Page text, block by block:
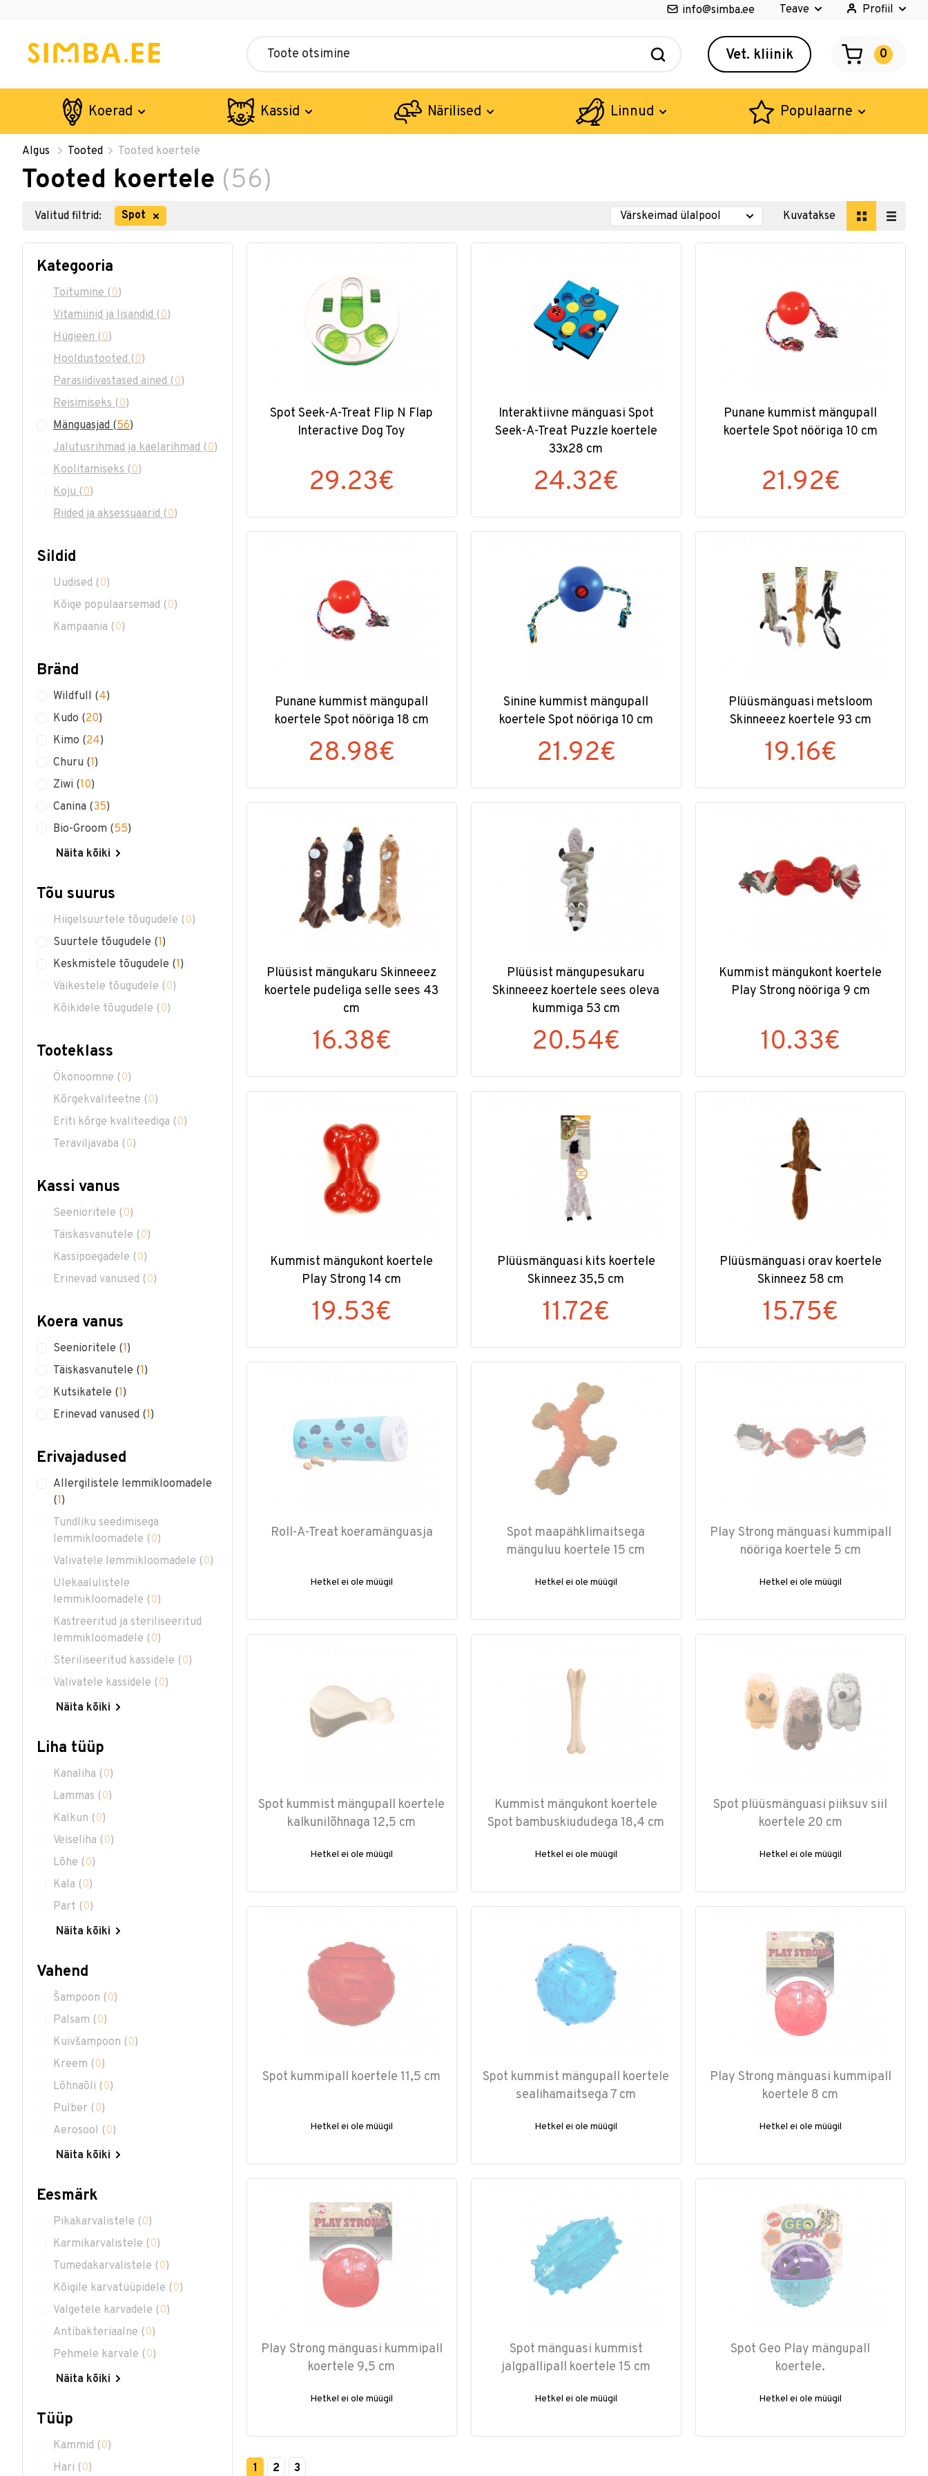
info@simba.ee Teave Profiil
Vet. kliinik 0
Koerad Kassid Närilised Linnud Populaarne
Algus Tooted Tooted koertele
Tooted koertele (56)
Valitud filtrid: Spot Kuvatakse
Kategooria
Toitumine(0)
Vitamiinid ja lisandid(0)
Hügieen(0)
Hooldustooted(0)
Parasiidivastased ained(0)
Reisimiseks(0)
Mänguasjad(56)
Jalutusrihmad ja kaelarihmad(0)
Koolitamiseks(0)
Koju(0)
Riided ja aksessuaarid(0)
Sildid
Uudised (0)
Kõige populaarsemad (0)
Kampaania (0)
Bränd
Wildfull (4)
Kudo (20)
Kimo (24)
Churu (1)
Ziwi (10)
Canina (35)
Bio-Groom (55)
Näita kõiki
Tõu suurus
Hiigelsuurtele tõugudele (0)
Suurtele tõugudele (1)
Keskmistele tõugudele (1)
Väikestele tõugudele (0)
Kõikidele tõugudele (0)
Tooteklass
Ökonoomne (0)
Kõrgekvaliteetne (0)
Eriti kõrge kvaliteediga (0)
Teraviljavaba (0)
Kassi vanus
Seenioritele (0)
Täiskasvanutele (0)
Kassipoegadele (0)
Erinevad vanused (0)
Koera vanus
Seenioritele (1)
Täiskasvanutele (1)
Kutsikatele (1)
Erinevad vanused (1)
Erivajadused
Allergilistele lemmikloomadele
(1)
Tundliku seedimisega
lemmikloomadele (0)
Valivatele lemmikloomadele (0)
Ülekaalulistele
lemmikloomadele (0)
Kastreeritud ja steriliseeritud
lemmikloomadele (0)
Steriliseeritud kassidele (0)
Valivatele kassidele (0)
Näita kõiki
Liha tüüp
Kanaliha (0)
Lammas (0)
Kalkun (0)
Veiseliha (0)
Lõhe (0)
Kala (0)
Part (0)
Näita kõiki
Vahend
Šampoon (0)
Palsam (0)
Kuivšampoon (0)
Kreem (0)
Lõhnaõli (0)
Pulber (0)
Aerosool (0)
Näita kõiki
Eesmärk
Pikakarvalistele (0)
Karmikarvalistele (0)
Tumedakarvalistele (0)
Kõigile karvatüüpidele (0)
Valgetele karvadele (0)
Antibakteriaalne (0)
Pehmele karvale (0)
Näita kõiki
Tüüp
Kammid (0)
Hari (0)
Spot Seek-A-Treat Flip N Flap
Interactive Dog Toy
29.23€
Interaktiivne mänguasi Spot
Seek-A-Treat Puzzle koertele
33x28 cm
24.32€
Punane kummist mängupall
koertele Spot nööriga 10 cm
21.92€
Punane kummist mängupall
koertele Spot nööriga 18 cm
28.98€
Sinine kummist mängupall
koertele Spot nööriga 10 cm
21.92€
Plüüsmänguasi metsloom
Skinneeez koertele 93 cm
19.16€
Plüüsist mängukaru Skinneeez
koertele pudeliga selle sees 43
cm
16.38€
Plüüsist mängupesukaru
Skinneeez koertele sees oleva
kummiga 53 cm
20.54€
Kummist mängukont koertele
Play Strong nööriga 9 cm
10.33€
Kummist mängukont koertele
Play Strong 14 cm
19.53€
Plüüsmänguasi kits koertele
Skinneez 35,5 cm
11.72€
Plüüsmänguasi orav koertele
Skinneez 58 cm
15.75€
Roll-A-Treat koeramänguasja
Hetkel ei ole müügil
Spot maapähklimaitsega
mänguluu koertele 15 cm
Hetkel ei ole müügil
Play Strong mänguasi kummipall
nööriga koertele 5 cm
Hetkel ei ole müügil
Spot kummist mängupall koertele
kalkunilõhnaga 12,5 cm
Hetkel ei ole müügil
Kummist mängukont koertele
Spot bambuskiududega 18,4 cm
Hetkel ei ole müügil
Spot plüüsmänguasi piiksuv siil
koertele 20 cm
Hetkel ei ole müügil
Spot kummipall koertele 11,5 cm
Hetkel ei ole müügil
Spot kummist mängupall koertele
sealihamaitsega 7 cm
Hetkel ei ole müügil
Play Strong mänguasi kummipall
koertele 8 cm
Hetkel ei ole müügil
Play Strong mänguasi kummipall
koertele 9,5 cm
Hetkel ei ole müügil
Spot mänguasi kummist
jalgpallipall koertele 15 cm
Hetkel ei ole müügil
Spot Geo Play mängupall
koertele.
Hetkel ei ole müügil
1 2 3